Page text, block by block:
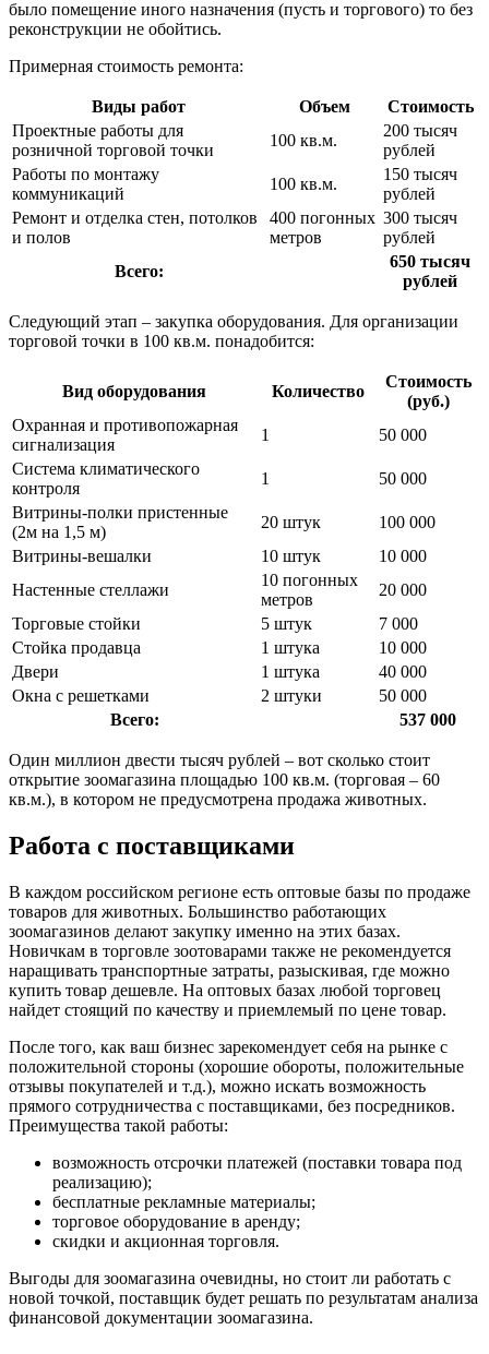
было помещение иного назначения (пусть и торгового) то без
реконструкции не обойтись.
Примерная стоимость ремонта:
Виды работ Объем
Стоимость
Проектные работы для
розничной торговой точки
100 кв.м.
200 тысяч
рублей
Работы по монтажу
коммуникаций
100 кв.м.
150 тысяч
рублей
Ремонт и отделка стен, потолков
и полов
400 погонных
метров
300 тысяч
рублей
Всего:
650 тысяч
рублей
Следующий этап – закупка оборудования. Для организации
торговой точки в 100 кв.м. понадобится:
Вид оборудования Количество
Стоимость
(руб.)
Охранная и противопожарная
сигнализация
1
50 000
Система климатического
контроля
1
50 000
Витрины-полки пристенные
(2м на 1,5 м)
20 штук
100 000
Витрины-вешалки
10 штук
10 000
Настенные стеллажи
10 погонных
метров
20 000
Торговые стойки
5 штук
7 000
Стойка продавца
1 штука
10 000
Двери
1 штука
40 000
Окна с решетками
2 штуки
50 000
Всего:
537 000
Один миллион двести тысяч рублей – вот сколько стоит
открытие зоомагазина площадью 100 кв.м. (торговая – 60
кв.м.), в котором не предусмотрена продажа животных.
Работа с поставщиками
В каждом российском регионе есть оптовые базы по продаже
товаров для животных. Большинство работающих
зоомагазинов делают закупку именно на этих базах.
Новичкам в торговле зоотоварами также не рекомендуется
наращивать транспортные затраты, разыскивая, где можно
купить товар дешевле. На оптовых базах любой торговец
найдет стоящий по качеству и приемлемый по цене товар.
После того, как ваш бизнес зарекомендует себя на рынке с
положительной стороны (хорошие обороты, положительные
отзывы покупателей и т.д.), можно искать возможность
прямого сотрудничества с поставщиками, без посредников.
Преимущества такой работы:
возможность отсрочки платежей (поставки товара под
реализацию);
бесплатные рекламные материалы;
торговое оборудование в аренду;
скидки и акционная торговля.
Выгоды для зоомагазина очевидны, но стоит ли работать с
новой точкой, поставщик будет решать по результатам анализа
финансовой документации зоомагазина.